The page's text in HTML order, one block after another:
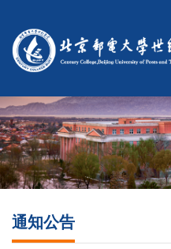
通知公告